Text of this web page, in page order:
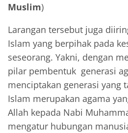
Muslim)
Larangan tersebut juga
Islam yang berpihak pada
seseorang. Yakni, dengan
pilar pembentuk generasi
menciptakan generasi yang
Islam merupakan agama
Allah kepada Nabi
mengatur hubungan